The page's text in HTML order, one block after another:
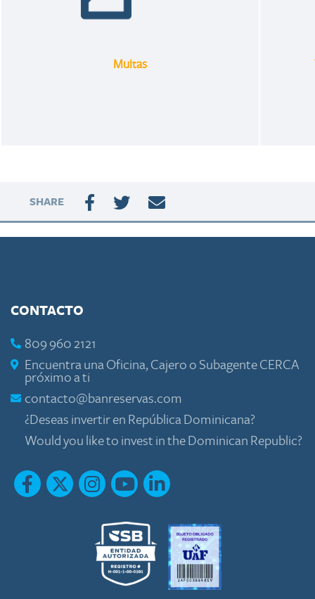
Multas
SHARE
CONTACTO
809 960 2121
Encuentra una Oficina, Cajero o Subagente CERCA
próximo a ti
contacto@banreservas.com
¿Deseas invertir en República Dominicana?
Would you like to invest in the Dominican Republic?